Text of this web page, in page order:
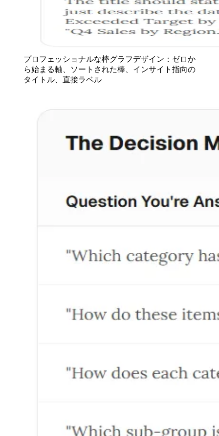
プロフェッショナルな棒グラフデザイン：ゼロか
ら始まる軸、ソートされた棒、インサイト指向の
タイトル、直接ラベル